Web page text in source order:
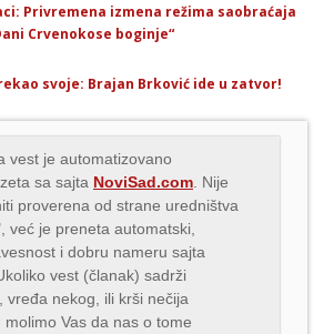
Privremena izmena režima saobraćaja
Crvenokose boginje“
svoje: Brajan Brković ide u zatvor!
vest je automatizovano
sa sajta NoviSad.com . Nije
proverena od strane uredništva
već je preneta automatski,
i dobru nameru sajta
Ukoliko vest (članak) sadrži
vređa nekog, ili krši nečija
Vas da nas o tome